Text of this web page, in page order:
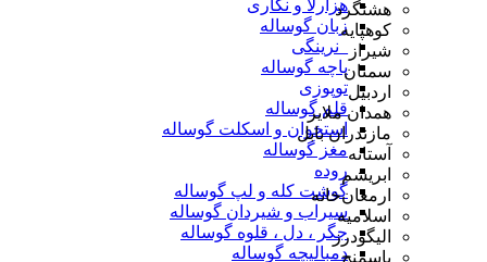
هزارلا و نگاری
زبان گوساله
_نرینگی
پاچه گوساله
توپوزی
قلم گوساله
استخوان و اسکلت گوساله
مغز گوساله
روده
گوشت کله و لپ گوساله
سیراب و شیردان گوساله
جگر ، دل ، قلوه گوساله
دمبالیچه گوساله
هشتگرد
کوهپایه
شیراز
سمنان
اردبیل
همدان ملایر
مازندران بابل
آستانه
ابریشم
ارمغان‌خانه
اسلامیه
الیگودرز
باسمنج